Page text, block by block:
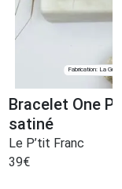
Fabrication: La
Bracelet One
satiné
Le P’tit Franc
39€